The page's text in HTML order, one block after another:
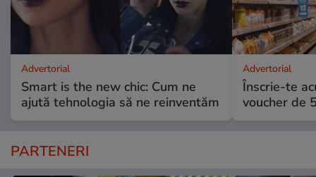
Advertorial
Smart is the new chic: Cum ne
ajută tehnologia să ne reinventăm
Advertorial
Înscrie-te
voucher de
PARTENERI